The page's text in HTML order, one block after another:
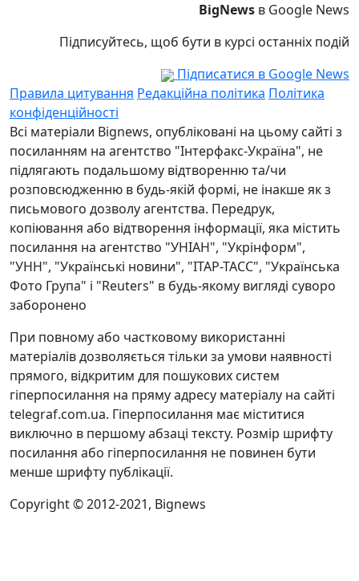
BigNews в Google News
Підписуйтесь, щоб бути в курсі останніх подій
Підписатися в Google News
Правила цитування Редакційна політика Політика
конфіденційності
Всі матеріали Bignews, опубліковані на цьому сайті з
посиланням на агентство "Інтерфакс-Україна", не
підлягають подальшому відтворенню та/чи
розповсюдженню в будь-якій формі, не інакше як з
письмового дозволу агентства. Передрук,
копіювання або відтворення інформації, яка містить
посилання на агентство "УНІАН", "Укрінформ",
"УНН", "Українські новини", "ІТАР-ТАСС", "Українська
Фото Група" і "Reuters" в будь-якому вигляді суворо
заборонено
При повному або частковому використанні
матеріалів дозволяється тільки за умови наявності
прямого, відкритим для пошукових систем
гіперпосилання на пряму адресу матеріалу на сайті
telegraf.com.ua. Гіперпосилання має міститися
виключно в першому абзаці тексту. Розмір шрифту
посилання або гіперпосилання не повинен бути
менше шрифту публікації.
Copyright © 2012-2021, Bignews